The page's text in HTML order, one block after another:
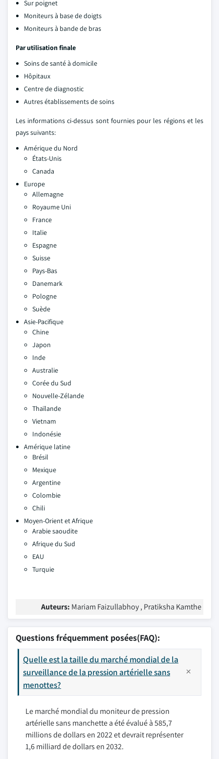
Sur poignet
Moniteurs à base de doigts
Moniteurs à bande de bras
Par utilisation finale
Soins de santé à domicile
Hôpitaux
Centre de diagnostic
Autres établissements de soins
Les informations ci-dessus sont fournies pour les régions et les
pays suivants:
Amérique du Nord
États-Unis
Canada
Europe
Allemagne
Royaume Uni
France
Italie
Espagne
Suisse
Pays-Bas
Danemark
Pologne
Suède
Asie-Pacifique
Chine
Japon
Inde
Australie
Corée du Sud
Nouvelle-Zélande
Thaïlande
Vietnam
Indonésie
Amérique latine
Brésil
Mexique
Argentine
Colombie
Chili
Moyen-Orient et Afrique
Arabie saoudite
Afrique du Sud
EAU
Turquie
Auteurs: Mariam Faizullabhoy , Pratiksha Kamthe
Questions fréquemment posées(FAQ):
Quelle est la taille du marché mondial de la
surveillance de la pression artérielle sans
menottes?
Le marché mondial du moniteur de pression
artérielle sans manchette a été évalué à 585,7
millions de dollars en 2022 et devrait représenter
1,6 milliard de dollars en 2032.